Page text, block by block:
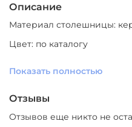
Описание
Материал столешницы:
Цвет: по каталогу
Производитель: Южный
СКАЧАТЬ ЗД МОДЕЛЬ
Показать полностью
Отзывы
Отзывов еще никто не